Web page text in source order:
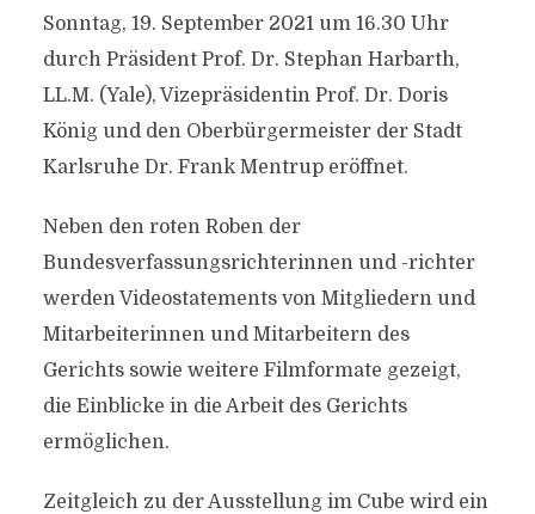
Sonntag, 19. September 2021 um 16.30 Uhr
durch Präsident Prof. Dr. Stephan Harbarth,
LL.M. (Yale), Vizepräsidentin Prof. Dr. Doris
König und den Oberbürgermeister der Stadt
Karlsruhe Dr. Frank Mentrup eröffnet.
Neben den roten Roben der
Bundesverfassungsrichterinnen und -richter
werden Videostatements von Mitgliedern und
Mitarbeiterinnen und Mitarbeitern des
Gerichts sowie weitere Filmformate gezeigt,
die Einblicke in die Arbeit des Gerichts
ermöglichen.
Zeitgleich zu der Ausstellung im Cube wird ein